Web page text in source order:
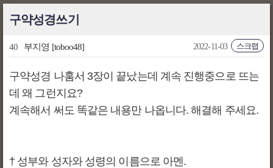
구약성경쓰기
40 부지영 [toboo48] 스크랩
2022-11-03
구약성경 나훔서 3장이 끝났는데 계속 진행중으로 뜨는
데 왜 그런지요?
계속해서 써도 똑같은 내용만 나옵니다. 해결해 주세요.
† 성부와 성자와 성령의 이름으로 아멘.